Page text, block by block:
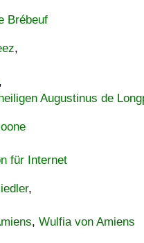
Brébeuf
,
,
Augustinus de
für Internet
,
, Wulfia von Amiens